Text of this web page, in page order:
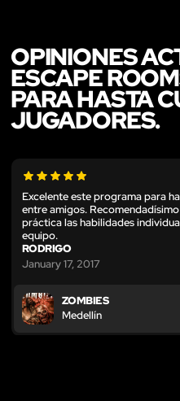
OPINIONES
ESCAPE
PARA HASTA
JUGADORES.
Excelente este programa para
entre amigos.
práctica las habilidades
equipo.
RODRIGO
January 17, 2017
ZOMBIES
Medellín